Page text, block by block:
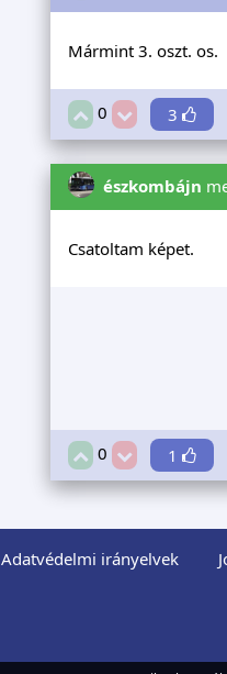
Mármint 3. oszt. os.
0 3
észkombájn
Csatoltam képet.
0 1
Adatvédelmi irányelvek